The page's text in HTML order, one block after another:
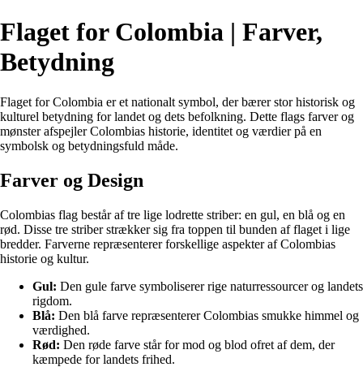
Flaget for Colombia | Farver,
Betydning
Flaget for Colombia er et nationalt symbol, der bærer stor historisk og
kulturel betydning for landet og dets befolkning. Dette flags farver og
mønster afspejler Colombias historie, identitet og værdier på en
symbolsk og betydningsfuld måde.
Farver og Design
Colombias flag består af tre lige lodrette striber: en gul, en blå og en
rød. Disse tre striber strækker sig fra toppen til bunden af flaget i lige
bredder. Farverne repræsenterer forskellige aspekter af Colombias
historie og kultur.
Gul: Den gule farve symboliserer rige naturressourcer og landets
rigdom.
Blå: Den blå farve repræsenterer Colombias smukke himmel og
værdighed.
Rød: Den røde farve står for mod og blod ofret af dem, der
kæmpede for landets frihed.